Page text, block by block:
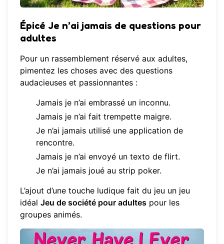
Épicé Je n’ai jamais de questions pour
adultes
Pour un rassemblement réservé aux adultes,
pimentez les choses avec des questions
audacieuses et passionnantes :
Jamais je n’ai embrassé un inconnu.
Jamais je n’ai fait trempette maigre.
Je n’ai jamais utilisé une application de
rencontre.
Jamais je n’ai envoyé un texto de flirt.
Je n’ai jamais joué au strip poker.
L’ajout d’une touche ludique fait du jeu un jeu
idéal Jeu de société pour adultes pour les
groupes animés.